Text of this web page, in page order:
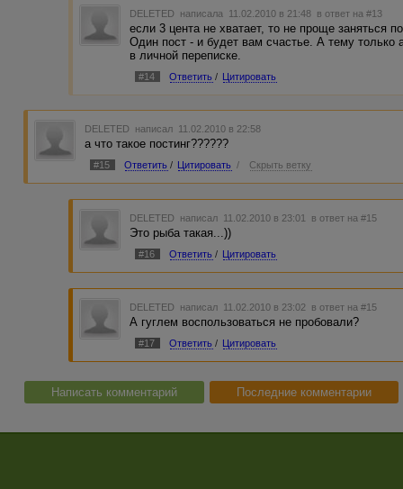
DELETED написала 11.02.2010 в 21:48 в ответ на #13
если 3 цента не хватает, то не проще заняться
Один пост - и будет вам счастье. А тему
в личной переписке.
#14 Ответить / Цитировать
DELETED написал 11.02.2010 в 22:58
а что такое постинг??????
#15 Ответить / Цитировать / Скрыть ветку
DELETED написал 11.02.2010 в 23:01 в ответ на #15
Это рыба такая...))
#16 Ответить / Цитировать
DELETED написал 11.02.2010 в 23:02 в ответ на #15
А гуглем воспользоваться не пробовали?
#17 Ответить / Цитировать
Написать комментарий Последние комментарии